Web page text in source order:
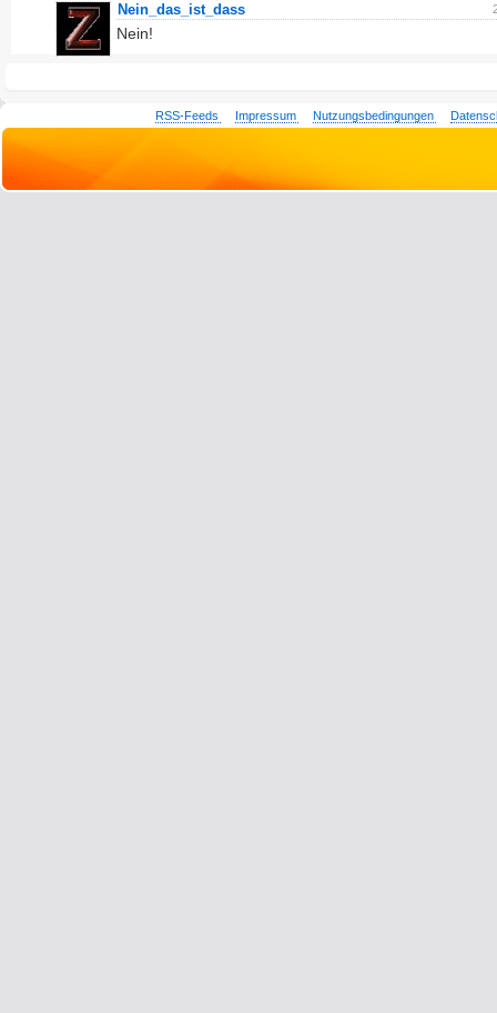
Nein_das_ist_dass
Nein!
RSS-Feeds Impressum Nutzungsbedingungen